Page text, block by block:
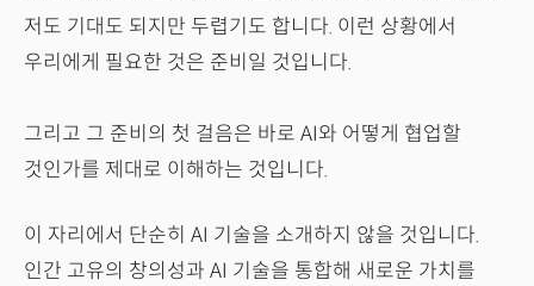
저도 기대도 되지만 두렵기도 합니다. 이런 상황에서
우리에게 필요한 것은 준비일 것입니다.
그리고 그 준비의 첫 걸음은 바로 AI와 어떻게 협업할
것인가를 제대로 이해하는 것입니다.
이 자리에서 단순히 AI 기술을 소개하지 않을 것입니다.
인간 고유의 창의성과 AI 기술을 통합해 새로운 가치를